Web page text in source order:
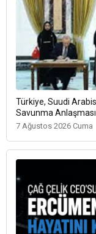
Türkiye, Suudi
Savunma
7 Ağustos 2026 Cuma